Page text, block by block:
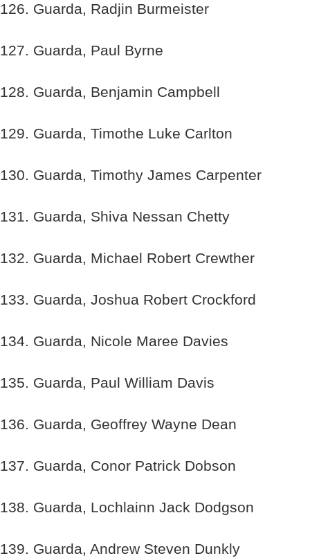
126. Guarda, Radjin Burmeister
127. Guarda, Paul Byrne
128. Guarda, Benjamin Campbell
129. Guarda, Timothe Luke Carlton
130. Guarda, Timothy James Carpenter
131. Guarda, Shiva Nessan Chetty
132. Guarda, Michael Robert Crewther
133. Guarda, Joshua Robert Crockford
134. Guarda, Nicole Maree Davies
135. Guarda, Paul William Davis
136. Guarda, Geoffrey Wayne Dean
137. Guarda, Conor Patrick Dobson
138. Guarda, Lochlainn Jack Dodgson
139. Guarda, Andrew Steven Dunkly